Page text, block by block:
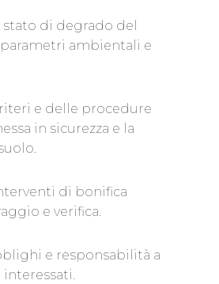
stato di degrado del
ambientali e
e delle procedure
in sicurezza e la
di bonifica
e verifica.
e responsabilità a